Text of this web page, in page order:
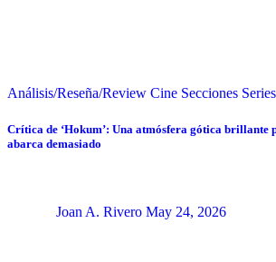
Análisis/Reseña/Review Cine Secciones
Crítica de ‘Hokum’: Una atmósfera gótica brillante
abarca demasiado
Joan A. Rivero May 24, 2026